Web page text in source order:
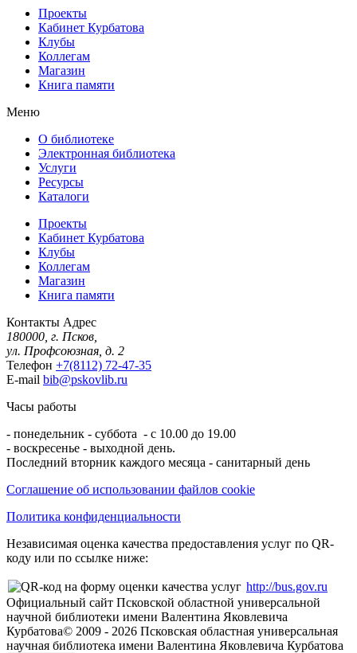
Проекты
Кабинет Курбатова
Клубы
Коллегам
Магазин
Книга памяти
Меню
О библиотеке
Электронная библиотека
Услуги
Ресурсы
Каталоги
Проекты
Кабинет Курбатова
Клубы
Коллегам
Магазин
Книга памяти
Контакты Адрес
180000, г. Псков,
ул. Профсоюзная, д. 2
Телефон +7(8112) 72-47-35
E-mail bib@pskovlib.ru
Часы работы
- понедельник - суббота - с 10.00 до 19.00
- воскресенье - выходной день.
Последний вторник каждого месяца - санитарный день
Соглашение об использовании файлов cookie
Политика конфиденциальности
Независимая оценка качества предоставления услуг по QR-
коду или по ссылке ниже:
http://bus.gov.ru
Официальный сайт Псковской областной универсальной
научной библиотеки имени Валентина Яковлевича
Курбатова© 2009 - 2026 Псковская областная универсальная
научная библиотека имени Валентина Яковлевича Курбатова